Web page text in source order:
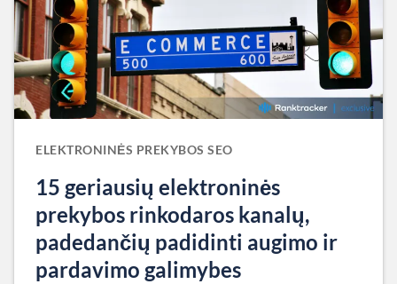
ELEKTRONINĖS PREKYBOS SEO
15 geriausių elektroninės
prekybos rinkodaros kanalų,
padedančių padidinti augimo ir
pardavimo galimybes